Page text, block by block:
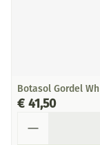
Botasol Gordel
€ 41,50